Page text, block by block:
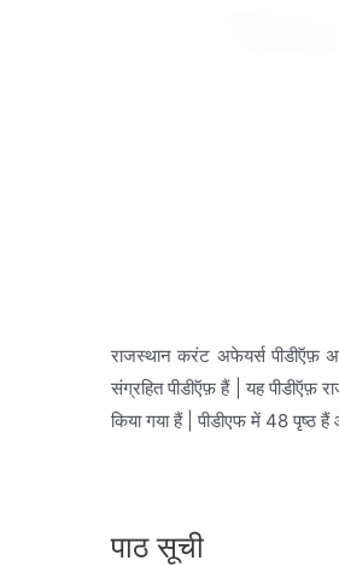
राजस्थान करंट अफेयर्स पीडीऍफ़
संग्रहित पीडीऍफ़ हैं | यह पीडीऍफ़
किया गया हैं |पीडीएफ में 48 पृष्ठ हैं
पाठ सूची